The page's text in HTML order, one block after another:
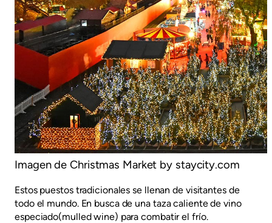
Imagen de Christmas Market by staycity.com
Estos puestos tradicionales se llenan de visitantes de
todo el mundo. En busca de una taza caliente de vino
especiado(mulled wine) para combatir el frío.